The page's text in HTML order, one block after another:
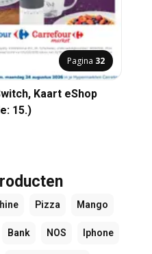
Pagina 32
Kaart eShop
15.)
Pizza Mango
Bank NOS Iphone